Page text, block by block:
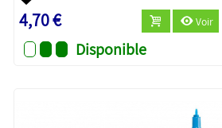
4,70 € Voir
Disponible